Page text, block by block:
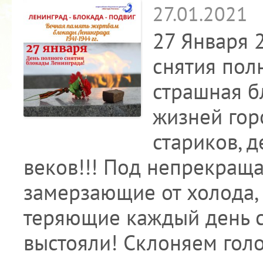
27.01.2021
27 Января
снятия
страшная
жизней
стариков,
веков!!! Под
замерзающие от
теряющие каждый день
выстояли! Склоняем